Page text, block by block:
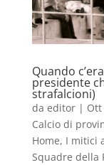
Quando
presidente
strafalcioni)
da editor| Ott
Calcio di
Home, I mitici
Squadre della